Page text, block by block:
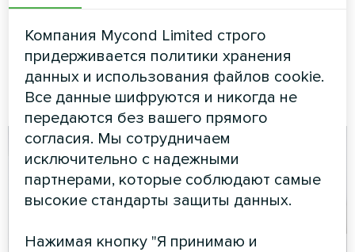
Mycond MCFCпозволяет подавать воздух на
расстояние до 15-20 метров от основного
блока, что расширяет возможности
планирования системы.
Компания Mycond Limited строго
придерживается политики хранения
данных и использования файлов cookie.
Все данные шифруются и никогда не
передаются без вашего прямого
согласия. Мы сотрудничаем
исключительно с надежными
партнерами, которые соблюдают самые
высокие стандарты защиты данных.
Нажимая кнопку "Я принимаю и